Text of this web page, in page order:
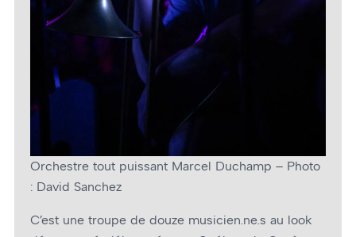
Orchestre tout puissant Marcel Duchamp – Photo
: David Sanchez
C’est une troupe de douze musicien.ne.s au look